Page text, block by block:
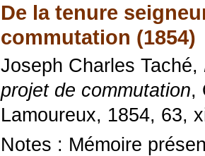
De la tenure
commutation (1854)
Joseph Charles Taché,
projet de commutation,
Lamoureux, 1854, 63,
Notes : Mémoire